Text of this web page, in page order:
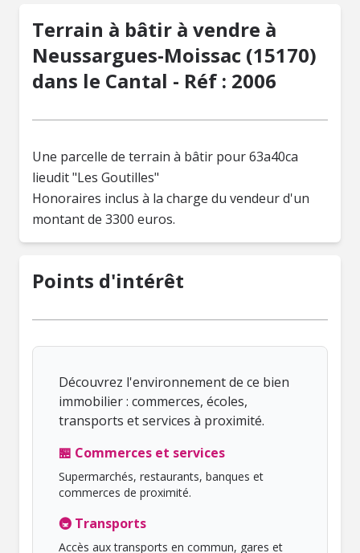
Terrain à bâtir à vendre à
Neussargues-Moissac (15170)
dans le Cantal - Réf : 2006
Une parcelle de terrain à bâtir pour 63a40ca
lieudit "Les Goutilles"
Honoraires inclus à la charge du vendeur d'un
montant de 3300 euros.
Points d'intérêt
Découvrez l'environnement de ce bien
immobilier : commerces, écoles,
transports et services à proximité.
🏪 Commerces et services
Supermarchés, restaurants, banques et
commerces de proximité.
🚇 Transports
Accès aux transports en commun, gares et